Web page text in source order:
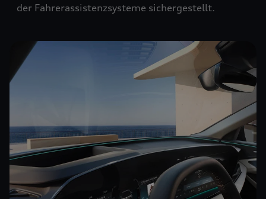
der Fahrerassistenzsysteme sichergestellt.